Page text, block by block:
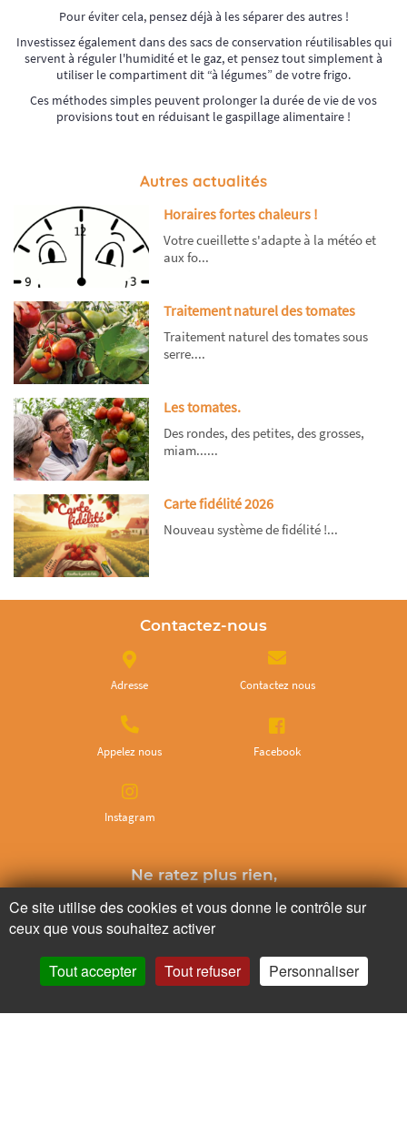
Pour éviter cela, pensez déjà à les séparer des autres !
Investissez également dans des sacs de conservation réutilisables qui
servent à réguler l'humidité et le gaz, et pensez tout simplement à
utiliser le compartiment dit “à légumes” de votre frigo.
Ces méthodes simples peuvent prolonger la durée de vie de vos
provisions tout en réduisant le gaspillage alimentaire !
Autres actualités
Horaires fortes chaleurs !
Votre cueillette s'adapte à la météo et
aux fo...
Traitement naturel des tomates
Traitement naturel des tomates sous
serre....
Les tomates.
Des rondes, des petites, des grosses,
miam......
Carte fidélité 2026
Nouveau système de fidélité !...
Contactez-nous
Adresse Contactez nous
Appelez nous Facebook
Instagram
Ne ratez plus rien,
Ce site utilise des cookies et vous donne le contrôle sur
ceux que vous souhaitez activer
Tout accepter Tout refuser Personnaliser